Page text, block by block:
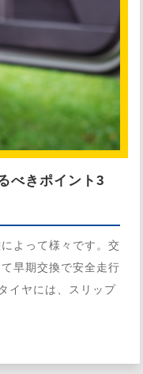
べきポイント3
よって様々です。交
早期交換で安全走行
イヤには、スリップ